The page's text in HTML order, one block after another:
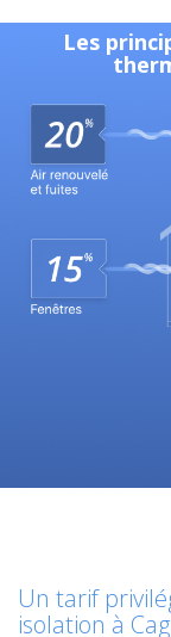
Les
Un tarif
isolation à